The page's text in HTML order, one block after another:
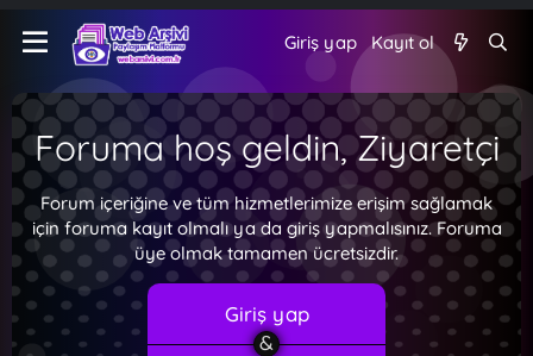
Giriş yap Kayıt ol
Foruma hoş geldin, Ziyaretçi
Forum içeriğine ve tüm hizmetlerimize erişim sağlamak
için foruma kayıt olmalı ya da giriş yapmalısınız. Foruma
üye olmak tamamen ücretsizdir.
Giriş yap